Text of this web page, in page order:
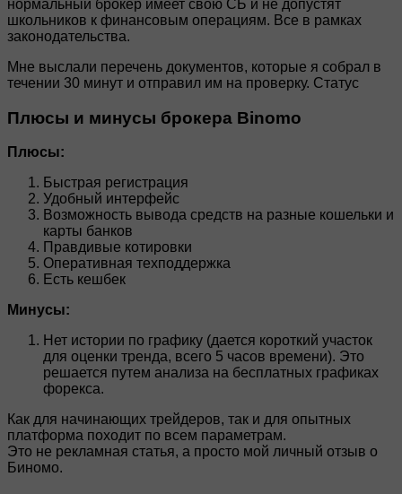
нормальный брокер имеет свою СБ и не допустят
школьников к финансовым операциям. Все в рамках
законодательства.
Мне выслали перечень документов, которые я собрал в
течении 30 минут и отправил им на проверку. Статус
Плюсы и минусы брокера Binomo
Плюсы:
Быстрая регистрация
Удобный интерфейс
Возможность вывода средств на разные кошельки и
карты банков
Правдивые котировки
Оперативная техподдержка
Есть кешбек
Минусы:
Нет истории по графику (дается короткий участок
для оценки тренда, всего 5 часов времени). Это
решается путем анализа на бесплатных графиках
форекса.
Как для начинающих трейдеров, так и для опытных
платформа походит по всем параметрам.
Это не рекламная статья, а просто мой личный отзыв о
Биномо.